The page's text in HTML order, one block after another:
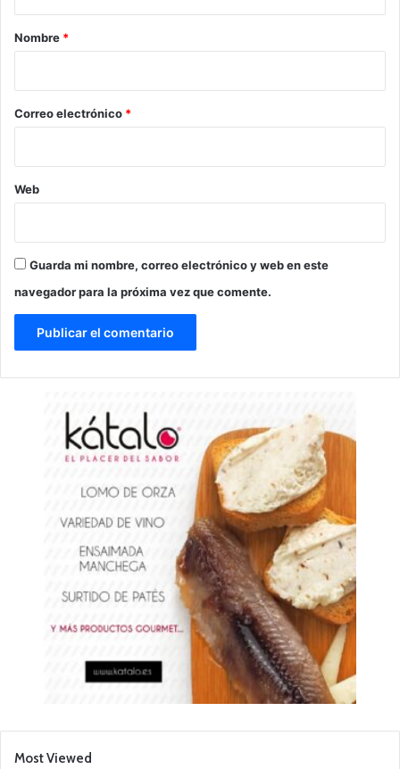
r
*
Nombre *
Correo electrónico *
Web
Guarda mi nombre, correo electrónico y web en este
navegador para la próxima vez que comente.
Most Viewed